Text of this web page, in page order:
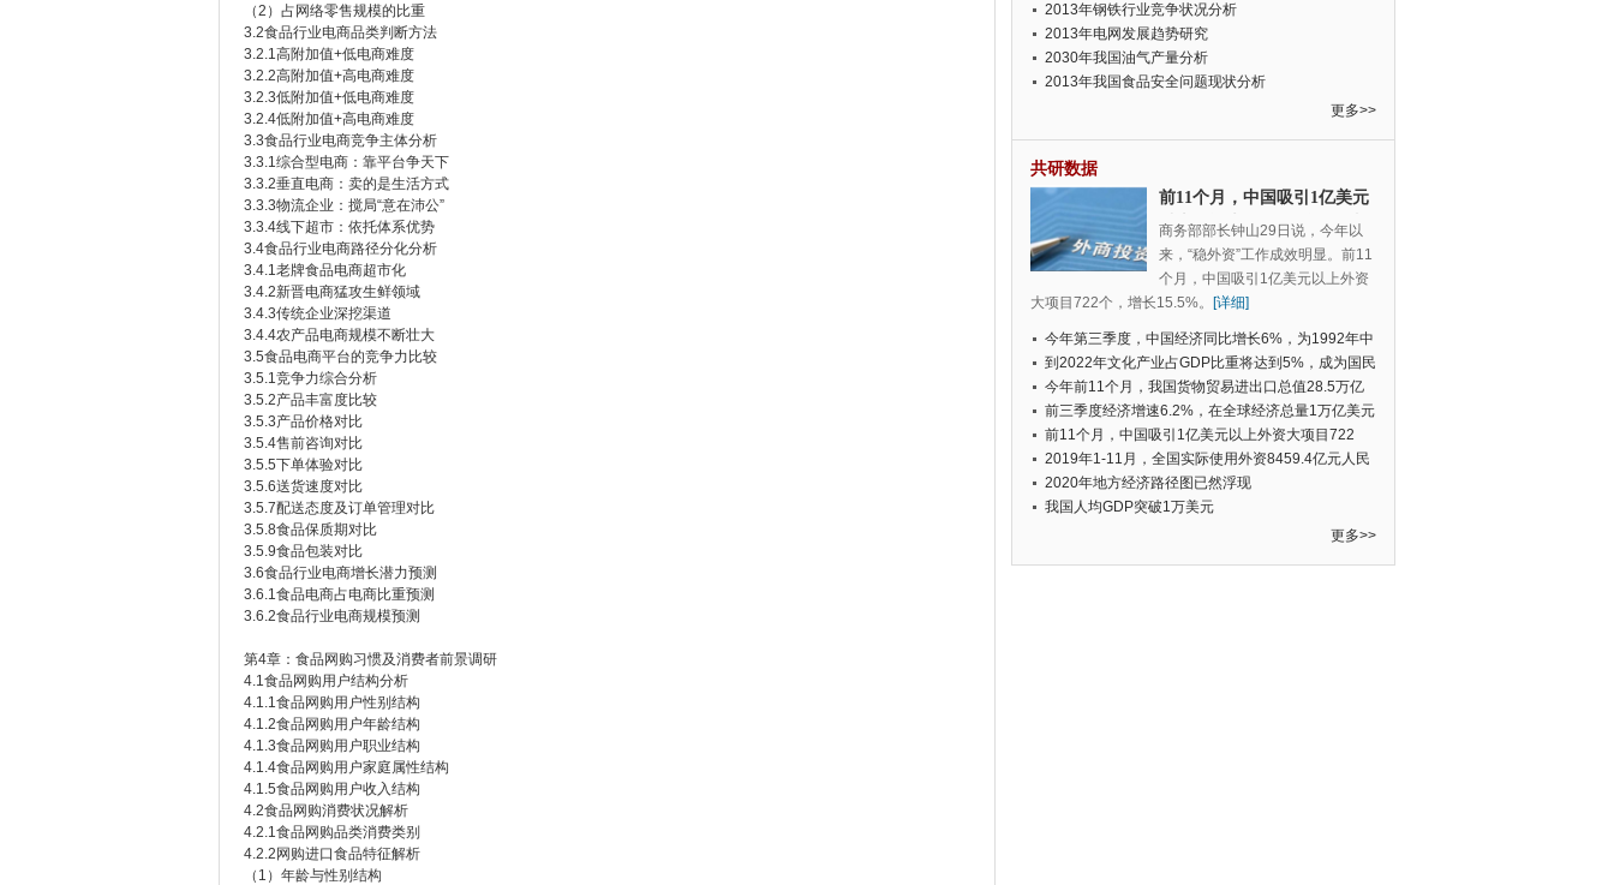
（2）占网络零售规模的比重
3.2食品行业电商品类判断方法
3.2.1高附加值+低电商难度
3.2.2高附加值+高电商难度
3.2.3低附加值+低电商难度
3.2.4低附加值+高电商难度
3.3食品行业电商竞争主体分析
3.3.1综合型电商：靠平台争天下
3.3.2垂直电商：卖的是生活方式
3.3.3物流企业：搅局“意在沛公”
3.3.4线下超市：依托体系优势
3.4食品行业电商路径分化分析
3.4.1老牌食品电商超市化
3.4.2新晋电商猛攻生鲜领域
3.4.3传统企业深挖渠道
3.4.4农产品电商规模不断壮大
3.5食品电商平台的竞争力比较
3.5.1竞争力综合分析
3.5.2产品丰富度比较
3.5.3产品价格对比
3.5.4售前咨询对比
3.5.5下单体验对比
3.5.6送货速度对比
3.5.7配送态度及订单管理对比
3.5.8食品保质期对比
3.5.9食品包装对比
3.6食品行业电商增长潜力预测
3.6.1食品电商占电商比重预测
3.6.2食品行业电商规模预测
第4章：食品网购习惯及消费者前景调研
4.1食品网购用户结构分析
4.1.1食品网购用户性别结构
4.1.2食品网购用户年龄结构
4.1.3食品网购用户职业结构
4.1.4食品网购用户家庭属性结构
4.1.5食品网购用户收入结构
4.2食品网购消费状况解析
4.2.1食品网购品类消费类别
4.2.2网购进口食品特征解析
（1）年龄与性别结构
2013年钢铁行业竞争状况分析
2013年电网发展趋势研究
2030年我国油气产量分析
2013年我国食品安全问题现状分析
更多>>
共研数据
前11个月，中国吸引1亿美元
以上外资大项目722个，增长
15.5%
商务部部长钟山29日说，今年以
来，“稳外资”工作成效明显。前11
个月，中国吸引1亿美元以上外资
大项目722个，增长15.5%。 [详细]
今年第三季度，中国经济同比增长6%，为1992年中
国有季度数据以来的新低
到2022年文化产业占GDP比重将达到5%，成为国民
经济支柱产业
今年前11个月，我国货物贸易进出口总值28.5万亿
元人民币，比去年同期增长2.4%
前三季度经济增速6.2%，在全球经济总量1万亿美元
以上的经济体中增速最快
前11个月，中国吸引1亿美元以上外资大项目722
个，增长15.5%
2019年1-11月，全国实际使用外资8459.4亿元人民
币，同比增长6.0%
2020年地方经济路径图已然浮现
我国人均GDP突破1万美元
更多>>